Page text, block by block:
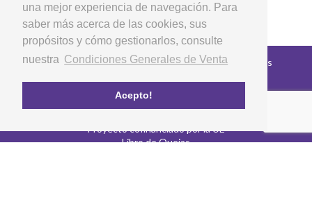
una mejor experiencia de navegación. Para
saber más acerca de las cookies, sus
propósitos y cómo gestionarlos, consulte
nuestra Condiciones Generales de Venta
Acepto!
Copyright © 2026 LG Arts Crafts Todos los derechos
Condiciones Generales de Venta
Preguntas Frecuentes
Proyecto cofinanciado por la UE
Libro de Quejas